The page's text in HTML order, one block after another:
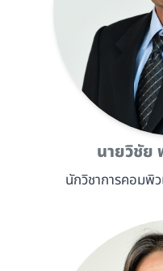
นายวิชัย
นักวิชาการคอมพิ